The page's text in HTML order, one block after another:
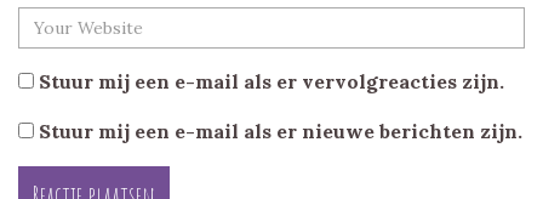
Stuur mij een e-mail als er vervolgreacties zijn.
Stuur mij een e-mail als er nieuwe berichten zijn.